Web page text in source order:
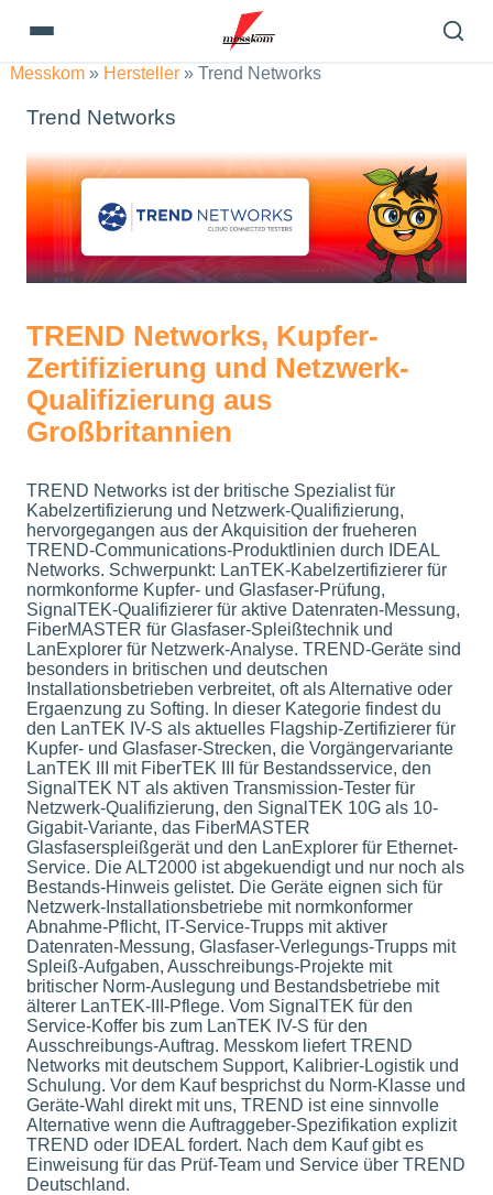
Messkom » Hersteller » Trend Networks
Trend Networks
TREND Networks, Kupfer-
Zertifizierung und Netzwerk-
Qualifizierung aus
Großbritannien
TREND Networks ist der britische Spezialist für
Kabelzertifizierung und Netzwerk-Qualifizierung,
hervorgegangen aus der Akquisition der frueheren
TREND-Communications-Produktlinien durch IDEAL
Networks. Schwerpunkt: LanTEK-Kabelzertifizierer für
normkonforme Kupfer- und Glasfaser-Prüfung,
SignalTEK-Qualifizierer für aktive Datenraten-Messung,
FiberMASTER für Glasfaser-Spleißtechnik und
LanExplorer für Netzwerk-Analyse. TREND-Geräte sind
besonders in britischen und deutschen
Installationsbetrieben verbreitet, oft als Alternative oder
Ergaenzung zu Softing. In dieser Kategorie findest du
den LanTEK IV-S als aktuelles Flagship-Zertifizierer für
Kupfer- und Glasfaser-Strecken, die Vorgängervariante
LanTEK III mit FiberTEK III für Bestandsservice, den
SignalTEK NT als aktiven Transmission-Tester für
Netzwerk-Qualifizierung, den SignalTEK 10G als 10-
Gigabit-Variante, das FiberMASTER
Glasfaserspleißgerät und den LanExplorer für Ethernet-
Service. Die ALT2000 ist abgekuendigt und nur noch als
Bestands-Hinweis gelistet. Die Geräte eignen sich für
Netzwerk-Installationsbetriebe mit normkonformer
Abnahme-Pflicht, IT-Service-Trupps mit aktiver
Datenraten-Messung, Glasfaser-Verlegungs-Trupps mit
Spleiß-Aufgaben, Ausschreibungs-Projekte mit
britischer Norm-Auslegung und Bestandsbetriebe mit
älterer LanTEK-III-Pflege. Vom SignalTEK für den
Service-Koffer bis zum LanTEK IV-S für den
Ausschreibungs-Auftrag. Messkom liefert TREND
Networks mit deutschem Support, Kalibrier-Logistik und
Schulung. Vor dem Kauf besprichst du Norm-Klasse und
Geräte-Wahl direkt mit uns, TREND ist eine sinnvolle
Alternative wenn die Auftraggeber-Spezifikation explizit
TREND oder IDEAL fordert. Nach dem Kauf gibt es
Einweisung für das Prüf-Team und Service über TREND
Deutschland.